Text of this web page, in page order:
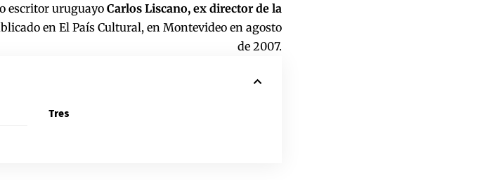
escritor uruguayo Carlos Liscano, ex director de la
en El País Cultural, en Montevideo en agosto
de 2007.
Tres